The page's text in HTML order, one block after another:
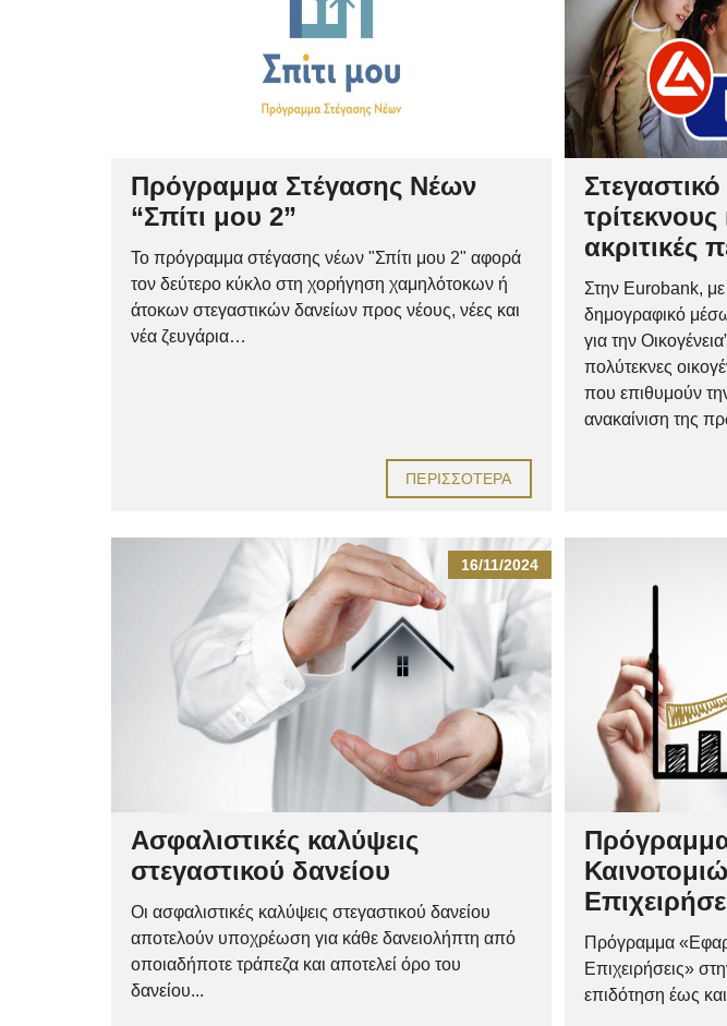
Πρόγραμμα Στέγασης Νέων
“Σπίτι μου 2”
Το πρόγραμμα στέγασης νέων "Σπίτι μου 2" αφορά
τον δεύτερο κύκλο στη χορήγηση χαμηλότοκων ή
άτοκων στεγαστικών δανείων προς νέους, νέες και
νέα ζευγάρια…
ΠΕΡΙΣΣΌΤΕΡΑ
ακριτικές
Στην Eurobank,
δημογραφικό
για την
πολύτεκνες
που επιθυμούν
ανακαίνιση της
16/11/2024
Ασφαλιστικές καλύψεις
στεγαστικού δανείου
Οι ασφαλιστικές καλύψεις στεγαστικού δανείου
αποτελούν υποχρέωση για κάθε δανειολήπτη από
οποιαδήποτε τράπεζα και αποτελεί όρο του
δανείου...
Πρόγραμμα
Επιχειρήσεις»
επιδότηση έως